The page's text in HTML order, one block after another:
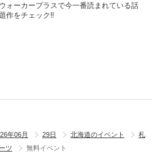
ウォーカープラスで今一番読まれている話
題作をチェック!!
年06月 29日 北海道のイベント
札
ツ 無料イベント